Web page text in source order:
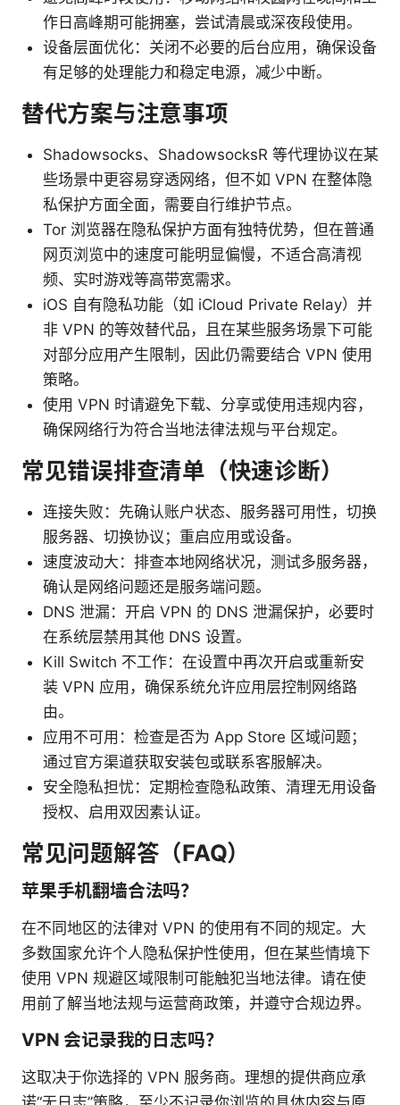
作日高峰期可能拥塞，尝试清晨或深夜段使用。
设备层面优化：关闭不必要的后台应用，确保设备
有足够的处理能力和稳定电源，减少中断。
替代方案与注意事项
Shadowsocks、ShadowsocksR 等代理协议在某
些场景中更容易穿透网络，但不如 VPN 在整体隐
私保护方面全面，需要自行维护节点。
Tor 浏览器在隐私保护方面有独特优势，但在普通
网页浏览中的速度可能明显偏慢，不适合高清视
频、实时游戏等高带宽需求。
iOS 自有隐私功能（如 iCloud Private Relay）并
非 VPN 的等效替代品，且在某些服务场景下可能
对部分应用产生限制，因此仍需要结合 VPN 使用
策略。
使用 VPN 时请避免下载、分享或使用违规内容，
确保网络行为符合当地法律法规与平台规定。
常见错误排查清单（快速诊断）
连接失败：先确认账户状态、服务器可用性，切换
服务器、切换协议；重启应用或设备。
速度波动大：排查本地网络状况，测试多服务器，
确认是网络问题还是服务端问题。
DNS 泄漏：开启 VPN 的 DNS 泄漏保护，必要时
在系统层禁用其他 DNS 设置。
Kill Switch 不工作：在设置中再次开启或重新安
装 VPN 应用，确保系统允许应用层控制网络路
由。
应用不可用：检查是否为 App Store 区域问题；
通过官方渠道获取安装包或联系客服解决。
安全隐私担忧：定期检查隐私政策、清理无用设备
授权、启用双因素认证。
常见问题解答（FAQ）
苹果手机翻墙合法吗？
在不同地区的法律对 VPN 的使用有不同的规定。大
多数国家允许个人隐私保护性使用，但在某些情境下
使用 VPN 规避区域限制可能触犯当地法律。请在使
用前了解当地法规与运营商政策，并遵守合规边界。
VPN 会记录我的日志吗？
这取决于你选择的 VPN 服务商。理想的提供商应承